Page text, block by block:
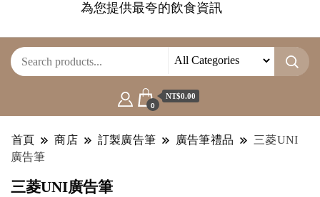
為您提供最夸的飲食資訊
0
NT$0.00
首頁 商店 訂製廣告筆 廣告筆禮品
三菱UNI
廣告筆
三菱UNI廣告筆